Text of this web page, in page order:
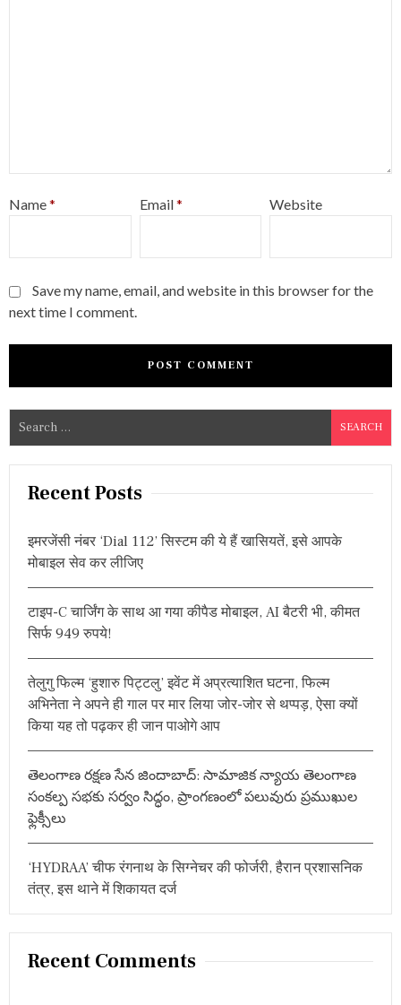
Name* Email* Website
Save my name, email, and website in this browser for the
next time I comment.
a
Recent Posts
इमरजेंसी नंबर ‘Dial 112’ सिस्टम की ये हैं खासियतें, इसे आपके
मोबाइल सेव कर लीजिए
टाइप-C चार्जिंग के साथ आ गया कीपैड मोबाइल, AI बैटरी भी, कीमत
सिर्फ 949 रुपये!
तेलुगु फिल्म ‘हुशारु पिट्टलु’ इवेंट में अप्रत्याशित घटना, फिल्म
अभिनेता ने अपने ही गाल पर मार लिया जोर-जोर से थप्पड़, ऐसा क्यों
किया यह तो पढ़कर ही जान पाओगे आप
తెలంగాణ రక్షణ సేన జిందాబాద్: సామాజిక న్యాయ తెలంగాణ
సంకల్ప సభకు సర్వం సిద్ధం, ప్రాంగణంలో పలువురు ప్రముఖుల
ఫ్లెక్సీలు
‘HYDRAA’ चीफ रंगनाथ के सिग्नेचर की फोर्जरी, हैरान प्रशासनिक
तंत्र, इस थाने में शिकायत दर्ज
Recent Comments